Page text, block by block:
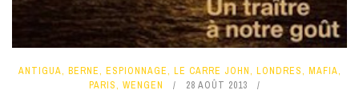
ANTIGUA, BERNE, ESPIONNAGE, LE CARRE JOHN, LONDRES, MAFIA,
PARIS, WENGEN 28 AOÛT 2013